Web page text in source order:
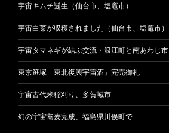
宇宙キムチ誕生（仙台市、塩竈市）
宇宙白菜が収穫されました（仙台市、塩竈市）
宇宙タマネギが結ぶ交流・浪江町と南あわじ市
東京笹塚「東北復興宇宙酒」完売御礼
宇宙古代米稲刈り、多賀城市
幻の宇宙蕎麦完成、福島県川俣町で